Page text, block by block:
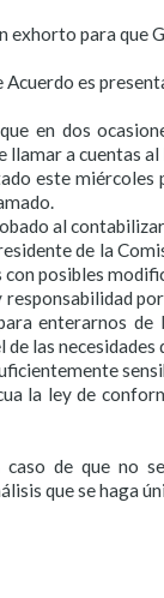
exhorto para que
Acuerdo es
en dos
llamar a cuentas al
este
al
de la
posibles
enterarnos
las
la ley de
de que no
que se haga